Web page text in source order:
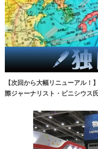
【次回から大幅リニューアル
際ジャーナリスト・ビニシウス